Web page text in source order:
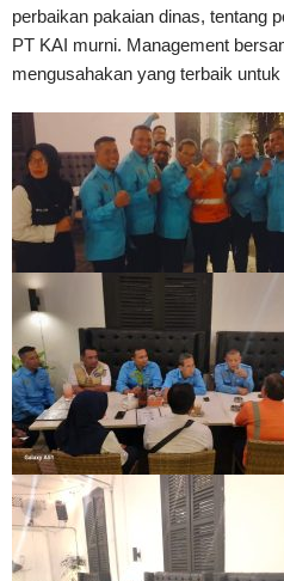
perbaikan pakaian dinas, tentang
PT KAI murni. Management
mengusahakan yang terbaik untuk